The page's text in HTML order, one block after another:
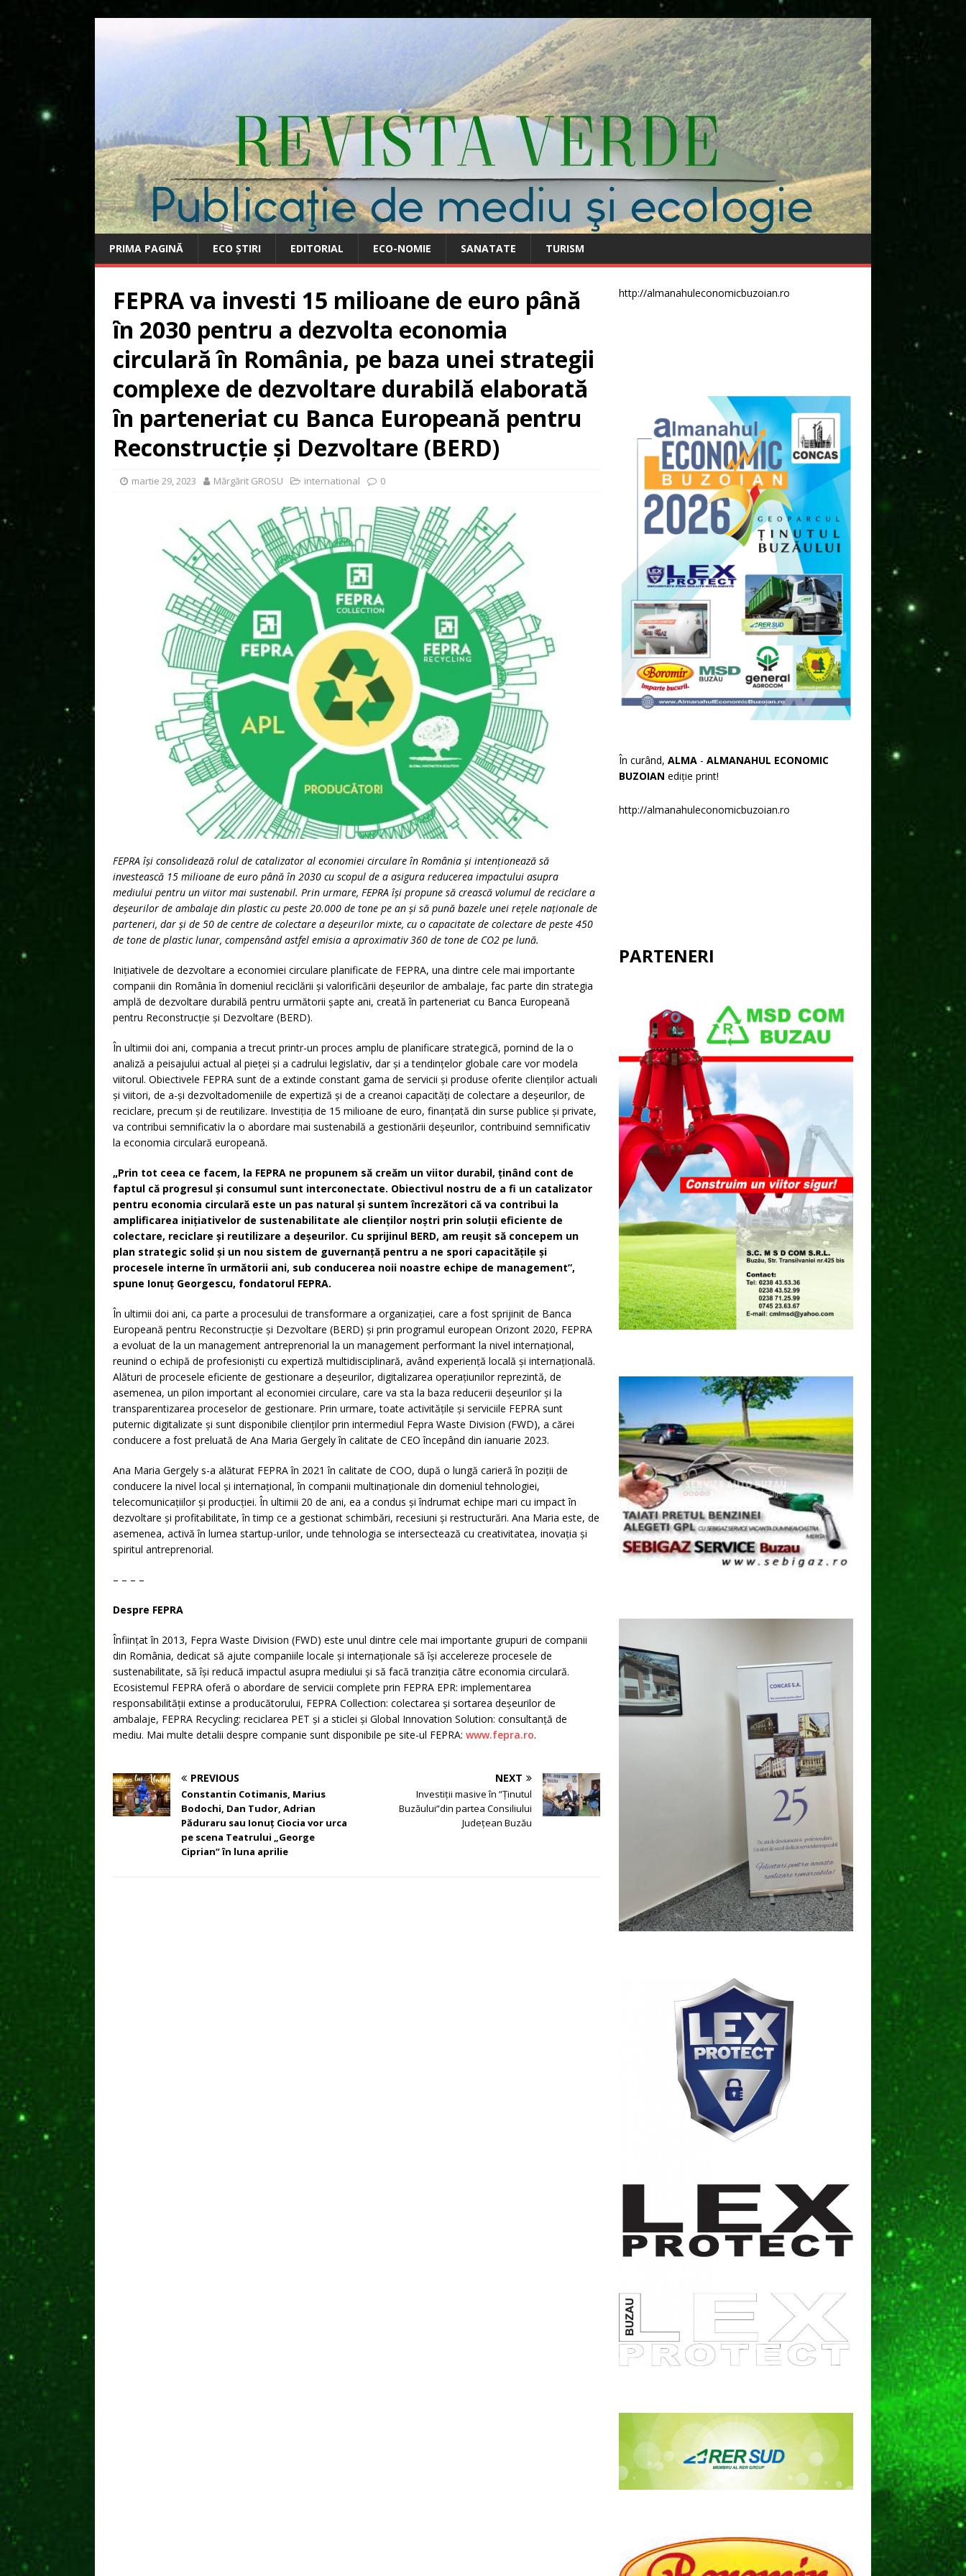
PRIMA PAGINĂ ECO ȘTIRI EDITORIAL ECO-NOMIE SANATATE TURISM
FEPRA va investi 15 milioane de euro până
în 2030 pentru a dezvolta economia
circulară în România, pe baza unei strategii
complexe de dezvoltare durabilă elaborată
în parteneriat cu Banca Europeană pentru
Reconstrucție și Dezvoltare (BERD)
martie 29, 2023 Mărgărit GROSU international 0
FEPRA își consolidează rolul de catalizator al economiei circulare în România și intenționează să
investească 15 milioane de euro până în 2030 cu scopul de a asigura reducerea impactului asupra
mediului pentru un viitor mai sustenabil. Prin urmare, FEPRA își propune să crească volumul de reciclare a
deșeurilor de ambalaje din plastic cu peste 20.000 de tone pe an și să pună bazele unei rețele naționale de
parteneri, dar și de 50 de centre de colectare a deșeurilor mixte, cu o capacitate de colectare de peste 450
de tone de plastic lunar, compensând astfel emisia a aproximativ 360 de tone de CO2 pe lună.
Inițiativele de dezvoltare a economiei circulare planificate de FEPRA, una dintre cele mai importante
companii din România în domeniul reciclării și valorificării deșeurilor de ambalaje, fac parte din strategia
amplă de dezvoltare durabilă pentru următorii șapte ani, creată în parteneriat cu Banca Europeană
pentru Reconstrucție și Dezvoltare (BERD).
În ultimii doi ani, compania a trecut printr-un proces amplu de planificare strategică, pornind de la o
analiză a peisajului actual al pieței și a cadrului legislativ, dar și a tendințelor globale care vor modela
viitorul. Obiectivele FEPRA sunt de a extinde constant gama de servicii și produse oferite clienților actuali
și viitori, de a-și dezvoltadomeniile de expertiză și de a creanoi capacități de colectare a deșeurilor, de
reciclare, precum și de reutilizare. Investiția de 15 milioane de euro, finanțată din surse publice și private,
va contribui semnificativ la o abordare mai sustenabilă a gestionării deșeurilor, contribuind semnificativ
la economia circulară europeană.
„Prin tot ceea ce facem, la FEPRA ne propunem să creăm un viitor durabil, ținând cont de
faptul că progresul și consumul sunt interconectate. Obiectivul nostru de a fi un catalizator
pentru economia circulară este un pas natural și suntem încrezători că va contribui la
amplificarea inițiativelor de sustenabilitate ale clienților noștri prin soluții eficiente de
colectare, reciclare și reutilizare a deșeurilor. Cu sprijinul BERD, am reușit să concepem un
plan strategic solid și un nou sistem de guvernanță pentru a ne spori capacitățile și
procesele interne în următorii ani, sub conducerea noii noastre echipe de management”,
spune Ionuț Georgescu, fondatorul FEPRA.
În ultimii doi ani, ca parte a procesului de transformare a organizației, care a fost sprijinit de Banca
Europeană pentru Reconstrucție și Dezvoltare (BERD) și prin programul european Orizont 2020, FEPRA
a evoluat de la un management antreprenorial la un management performant la nivel internațional,
reunind o echipă de profesioniști cu expertiză multidisciplinară, având experiență locală și internațională.
Alături de procesele eficiente de gestionare a deșeurilor, digitalizarea operațiunilor reprezintă, de
asemenea, un pilon important al economiei circulare, care va sta la baza reducerii deșeurilor și la
transparentizarea proceselor de gestionare. Prin urmare, toate activitățile și serviciile FEPRA sunt
puternic digitalizate și sunt disponibile clienților prin intermediul Fepra Waste Division (FWD), a cărei
conducere a fost preluată de Ana Maria Gergely în calitate de CEO începând din ianuarie 2023.
Ana Maria Gergely s-a alăturat FEPRA în 2021 în calitate de COO, după o lungă carieră în poziții de
conducere la nivel local și internațional, în companii multinaționale din domeniul tehnologiei,
telecomunicațiilor și producției. În ultimii 20 de ani, ea a condus și îndrumat echipe mari cu impact în
dezvoltare și profitabilitate, în timp ce a gestionat schimbări, recesiuni și restructurări. Ana Maria este, de
asemenea, activă în lumea startup-urilor, unde tehnologia se intersectează cu creativitatea, inovația și
spiritul antreprenorial.
– – – –
Despre FEPRA
Înființat în 2013, Fepra Waste Division (FWD) este unul dintre cele mai importante grupuri de companii
din România, dedicat să ajute companiile locale și internaționale să își accelereze procesele de
sustenabilitate, să își reducă impactul asupra mediului și să facă tranziția către economia circulară.
Ecosistemul FEPRA oferă o abordare de servicii complete prin FEPRA EPR: implementarea
responsabilității extinse a producătorului, FEPRA Collection: colectarea și sortarea deșeurilor de
ambalaje, FEPRA Recycling: reciclarea PET și a sticlei și Global Innovation Solution: consultanță de
mediu. Mai multe detalii despre companie sunt disponibile pe site-ul FEPRA: www.fepra.ro.
PREVIOUS
Constantin Cotimanis, Marius
Bodochi, Dan Tudor, Adrian
Păduraru sau Ionuț Ciocia vor urca
pe scena Teatrului „George
Ciprian” în luna aprilie
NEXT
Investiții masive în ”Ținutul
Buzăului”din partea Consiliului
Județean Buzău
http://almanahuleconomicbuzoian.ro
În curând, ALMA - ALMANAHUL ECONOMIC
BUZOIAN ediție print!
http://almanahuleconomicbuzoian.ro
PARTENERI